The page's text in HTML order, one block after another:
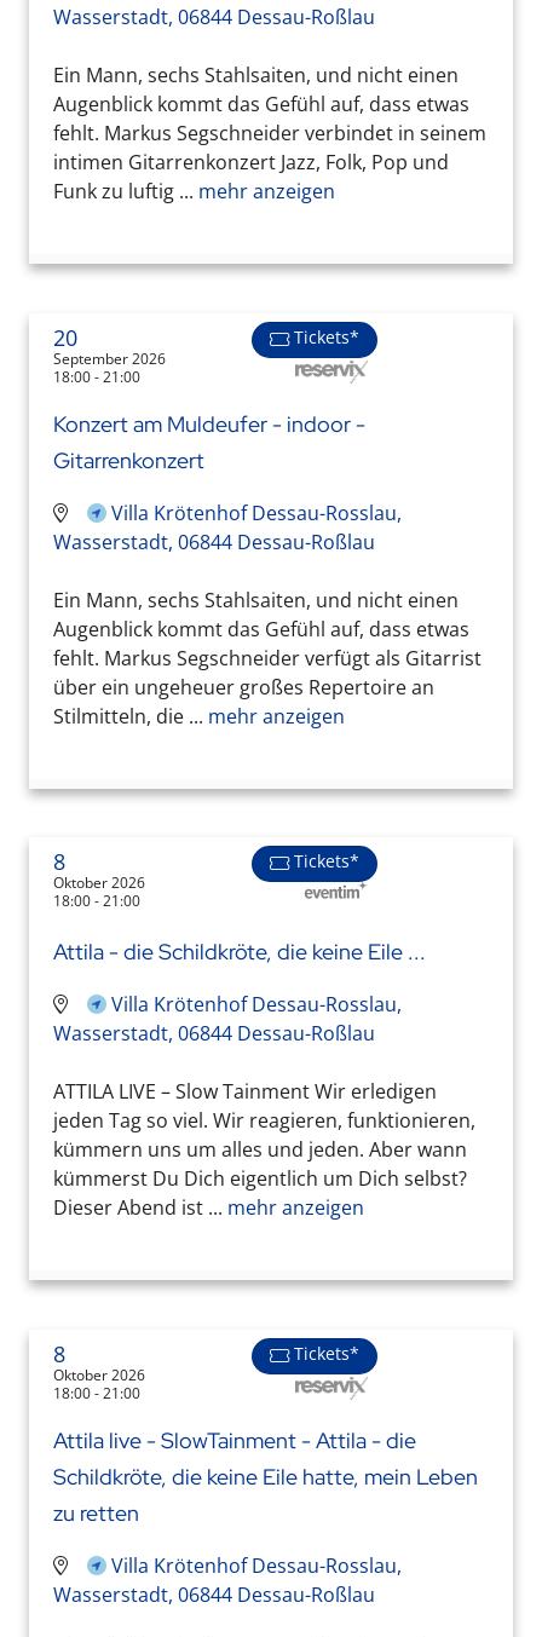
Wasserstadt, 06844 Dessau-Roßlau
Ein Mann, sechs Stahlsaiten, und nicht einen
Augenblick kommt das Gefühl auf, dass etwas
fehlt. Markus Segschneider verbindet in seinem
intimen Gitarrenkonzert Jazz, Folk, Pop und
Funk zu luftig ... mehr anzeigen
20
September 2026
18:00 - 21:00
Tickets*
Konzert am Muldeufer - indoor -
Gitarrenkonzert
Villa Krötenhof Dessau-Rosslau,
Wasserstadt, 06844 Dessau-Roßlau
Ein Mann, sechs Stahlsaiten, und nicht einen
Augenblick kommt das Gefühl auf, dass etwas
fehlt. Markus Segschneider verfügt als Gitarrist
über ein ungeheuer großes Repertoire an
Stilmitteln, die ... mehr anzeigen
8
Oktober 2026
18:00 - 21:00
Tickets*
Attila - die Schildkröte, die keine Eile ...
Villa Krötenhof Dessau-Rosslau,
Wasserstadt, 06844 Dessau-Roßlau
ATTILA LIVE – Slow Tainment Wir erledigen
jeden Tag so viel. Wir reagieren, funktionieren,
kümmern uns um alles und jeden. Aber wann
kümmerst Du Dich eigentlich um Dich selbst?
Dieser Abend ist ... mehr anzeigen
8
Oktober 2026
18:00 - 21:00
Tickets*
Attila live - SlowTainment - Attila - die
Schildkröte, die keine Eile hatte, mein Leben
zu retten
Villa Krötenhof Dessau-Rosslau,
Wasserstadt, 06844 Dessau-Roßlau